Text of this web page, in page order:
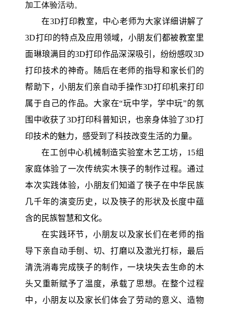
加工体验活动。
在3D打印教室，中心老师为大家详细讲解了
3D打印的特点及应用领域，小朋友们都被教室里
面琳琅满目的3D打印作品深深吸引，纷纷感叹3D
打印技术的神奇。随后在老师的指导和家长们的
帮助下，小朋友们亲自动手操作3D打印机来打印
属于自己的作品。大家在“玩中学，学中玩”的氛
围中收获了3D打印科普知识，也亲身体验了3D打
印技术的魅力，感受到了科技改变生活的力量。
在工创中心机械制造实验室木艺工坊，15组
家庭体验了一次传统实木筷子的制作过程。通过
本次实践体验，小朋友们知道了筷子在中华民族
几千年的演变历史，以及筷子的形状及长度中蕴
含的民族智慧和文化。
在实践环节，小朋友以及家长们在老师的指
导下亲自动手刨、切、打磨以及激光打标，最后
清洗消毒完成筷子的制作，一块块失去生命的木
头又重新赋予了温度，承载了思想。在整个过程
中，小朋友以及家长们体会了劳动的意义、造物